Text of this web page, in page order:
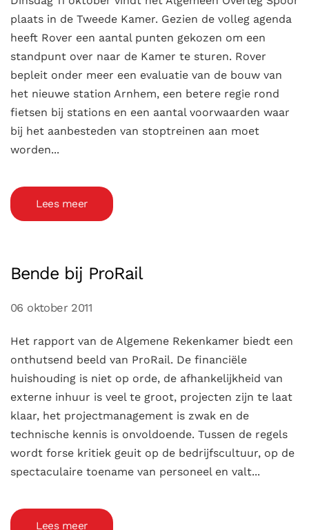
plaats in de Tweede Kamer. Gezien de volleg agenda
heeft Rover een aantal punten gekozen om een
standpunt over naar de Kamer te sturen. Rover
bepleit onder meer een evaluatie van de bouw van
het nieuwe station Arnhem, een betere regie rond
fietsen bij stations en een aantal voorwaarden waar
bij het aanbesteden van stoptreinen aan moet
worden...
Lees meer
Bende bij ProRail
06 oktober 2011
Het rapport van de Algemene Rekenkamer biedt een
onthutsend beeld van ProRail. De financiële
huishouding is niet op orde, de afhankelijkheid van
externe inhuur is veel te groot, projecten zijn te laat
klaar, het projectmanagement is zwak en de
technische kennis is onvoldoende. Tussen de regels
wordt forse kritiek geuit op de bedrijfscultuur, op de
spectaculaire toename van personeel en valt...
Lees meer